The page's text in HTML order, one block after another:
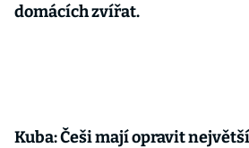
domácích zvířat.
Kuba: Češi mají opravit